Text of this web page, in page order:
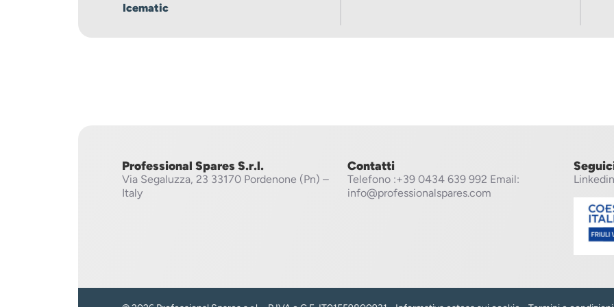
Icematic
Professional Spares S.r.l.
Via Segaluzza, 23 33170 Pordenone (Pn) –
Italy
Contatti
Telefono :+39 0434 639 992 Email:
info@professionalspares.com
Linkedin